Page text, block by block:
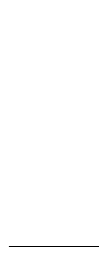
Nowy Rok – nowe